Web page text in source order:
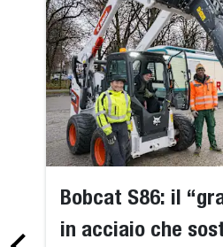
Bobcat S86: il
in acciaio che